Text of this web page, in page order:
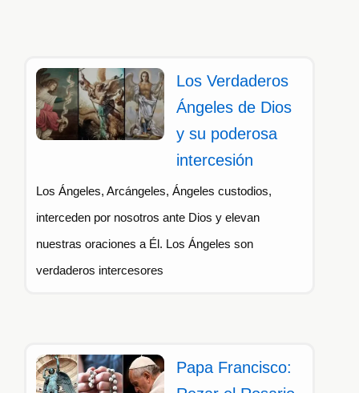
Los Verdaderos
Ángeles de Dios
y su poderosa
intercesión
Los Ángeles, Arcángeles, Ángeles custodios,
interceden por nosotros ante Dios y elevan
nuestras oraciones a Él. Los Ángeles son
verdaderos intercesores
Papa Francisco: